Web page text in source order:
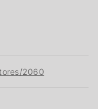
2060